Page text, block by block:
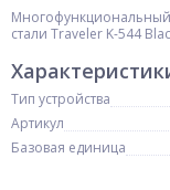
стали Traveler K-544
Тип устройства
Артикул
Базовая единица